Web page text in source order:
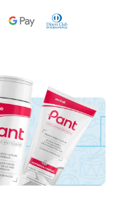
Google PayDiners Club